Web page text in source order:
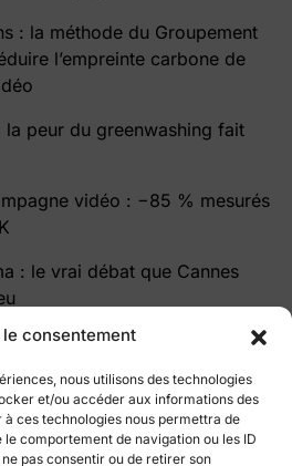
consentement
nous utilisons des technologies
et/ou accéder aux informations des
ces technologies nous permettra de
comportement de navigation ou les ID
pas consentir ou de retirer son
: la méthode du Groupement
l’empreinte carbone de
la peur du greenwashing fait
vidéo : −85 % mesurés
: le vrai débat que Cannes
blog Cutz